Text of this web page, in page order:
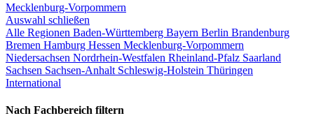
Mecklenburg-Vorpommern
Auswahl schließen
Alle Regionen Baden-Württemberg Bayern Berlin Brandenburg
Bremen Hamburg Hessen Mecklenburg-Vorpommern
Niedersachsen Nordrhein-Westfalen Rheinland-Pfalz Saarland
Sachsen Sachsen-Anhalt Schleswig-Holstein Thüringen
International
Nach Fachbereich filtern